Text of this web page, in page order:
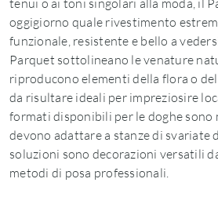
tenui o ai toni singolari alla moda, il
oggigiorno quale rivestimento
funzionale, resistente e bello a
Parquet sottolineano le venature
riproducono elementi della flora o
da risultare ideali per impreziosire
formati disponibili per le doghe sono
devono adattare a stanze di svariate
soluzioni sono decorazioni versatili
metodi di posa professionali.